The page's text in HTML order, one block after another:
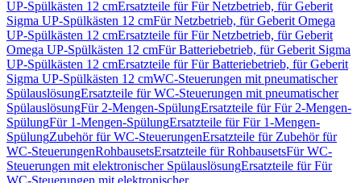
UP-Spülkästen 12 cmErsatzteile für Für Netzbetrieb, für Geberit
Sigma UP-Spülkästen 12 cmFür Netzbetrieb, für Geberit Omega
UP-Spülkästen 12 cmErsatzteile für Für Netzbetrieb, für Geberit
Omega UP-Spülkästen 12 cmFür Batteriebetrieb, für Geberit Sigma
UP-Spülkästen 12 cmErsatzteile für Für Batteriebetrieb, für Geberit
Sigma UP-Spülkästen 12 cmWC-Steuerungen mit pneumatischer
SpülauslösungErsatzteile für WC-Steuerungen mit pneumatischer
SpülauslösungFür 2-Mengen-SpülungErsatzteile für Für 2-Mengen-
SpülungFür 1-Mengen-SpülungErsatzteile für Für 1-Mengen-
SpülungZubehör für WC-SteuerungenErsatzteile für Zubehör für
WC-SteuerungenRohbausetsErsatzteile für RohbausetsFür WC-
Steuerungen mit elektronischer SpülauslösungErsatzteile für Für
WC-Steuerungen mit elektronischer